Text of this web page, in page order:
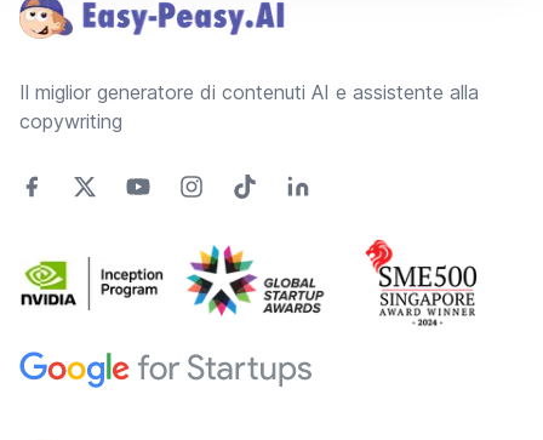
Il miglior generatore di contenuti AI e assistente alla
copywriting